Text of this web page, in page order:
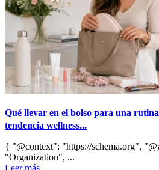
Qué llevar en el bolso para una
tendencia wellness...
{ "@context": "https://schema.org",
"Organization", ...
Leer más